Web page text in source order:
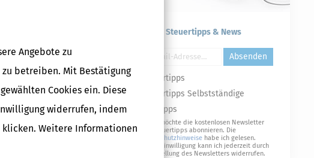
Angebote zu
betreiben. Mit Bestätigung
Cookies ein. Diese
widerrufen, indem
Weitere Informationen
Kostenlose Steuertipps & News
Absenden
Steuertipps
Steuertipps Selbstständige
Geldtipps
Ja, ich möchte die kostenlosen Newsletter
von Steuertipps abonnieren. Die
Datenschutzhinweise habe ich gelesen.
Meine Einwilligung kann ich jederzeit durch
Abbestellung des Newsletters widerrufen.